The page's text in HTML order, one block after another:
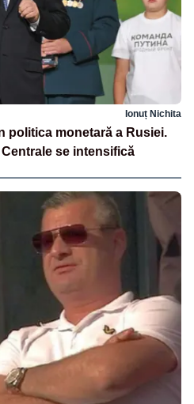
Ionuț Nichita
politica monetară a Rusiei.
se intensifică